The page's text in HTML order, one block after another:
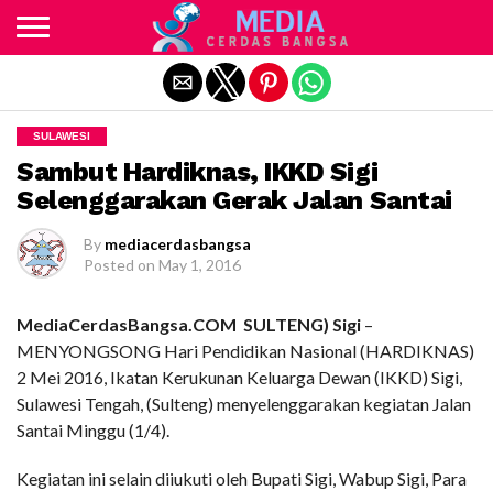
SULAWESI
Sambut Hardiknas, IKKD Sigi
Selenggarakan Gerak Jalan Santai
By mediacerdasbangsa
Posted on May 1, 2016
MediaCerdasBangsa.COM SULTENG) Sigi –
MENYONGSONG Hari Pendidikan Nasional (HARDIKNAS)
2 Mei 2016, Ikatan Kerukunan Keluarga Dewan (IKKD) Sigi,
Sulawesi Tengah, (Sulteng) menyelenggarakan kegiatan Jalan
Santai Minggu (1/4).
Kegiatan ini selain diiukuti oleh Bupati Sigi, Wabup Sigi, Para
Exit mobile version